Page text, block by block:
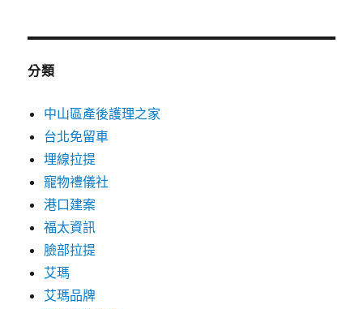
分類
中山區產後護理之家
台北免留車
埋線拉提
寵物禮儀社
港口建案
福太資訊
臉部拉提
艾瑪
艾瑪品牌